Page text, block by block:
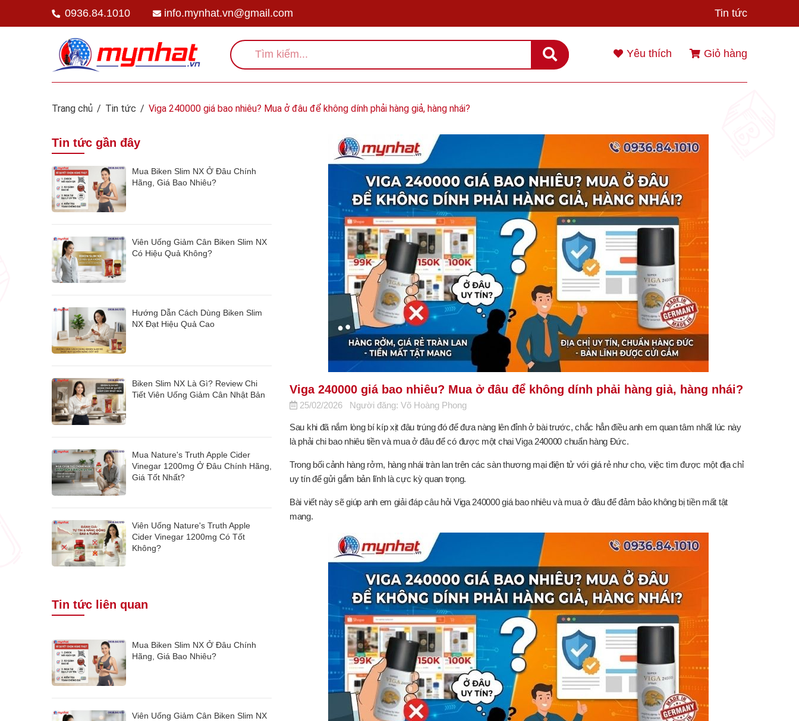
0936.84.1010 info.mynhat.vn@gmail.com Tin tức
Yêu thích Giỏ hàng
Trang chủ / Tin tức / Viga 240000 giá bao nhiêu? Mua ở đâu để không dính phải hàng giả, hàng nhái?
Viga 240000 giá bao nhiêu? Mua ở đâu để không dính phải hàng giả, hàng nhái?
25/02/2026 Người đăng: Võ Hoàng Phong
Sau khi đã nắm lòng bí kíp xịt đâu trúng đó để đưa nàng lên đỉnh ở bài trước, chắc hẳn điều anh em quan tâm nhất lúc này
là phải chi bao nhiêu tiền và mua ở đâu để có được một chai Viga 240000 chuẩn hàng Đức.
Trong bối cảnh hàng rởm, hàng nhái tràn lan trên các sàn thương mại điện tử với giá rẻ như cho, việc tìm được một địa chỉ
uy tín để gửi gắm bản lĩnh là cực kỳ quan trọng.
Bài viết này sẽ giúp anh em giải đáp câu hỏi Viga 240000giá bao nhiêu và mua ở đâu để đảm bảo không bị tiền mất tật
mang.
Tin tức gần đây
Mua Biken Slim NX Ở Đâu Chính
Hãng, Giá Bao Nhiêu?
Viên Uống Giảm Cân Biken Slim NX
Có Hiệu Quả Không?
Hướng Dẫn Cách Dùng Biken Slim
NX Đạt Hiệu Quả Cao
Biken Slim NX Là Gì? Review Chi
Tiết Viên Uống Giảm Cân Nhật Bản
Mua Nature's Truth Apple Cider
Vinegar 1200mg Ở Đâu Chính Hãng,
Giá Tốt Nhất?
Viên Uống Nature's Truth Apple
Cider Vinegar 1200mg Có Tốt
Không?
Tin tức liên quan
Mua Biken Slim NX Ở Đâu Chính
Hãng, Giá Bao Nhiêu?
Viên Uống Giảm Cân Biken Slim NX